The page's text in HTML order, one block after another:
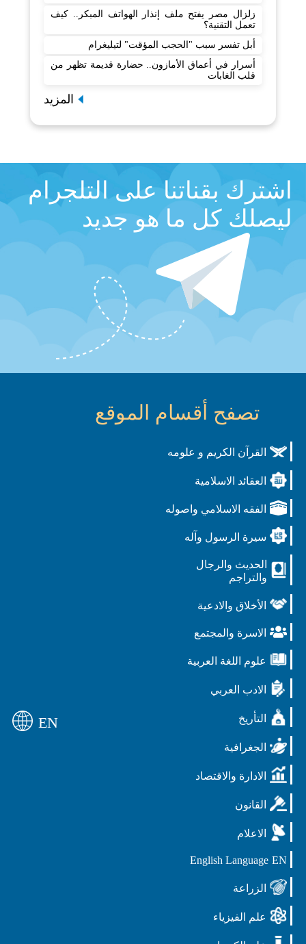
زلزال مصر يفتح ملف إنذار الهواتف المبكر.. كيف
تعمل التقنية؟
أبل تفسر سبب "الحجب المؤقت" لتيليغرام
أسرار في أعماق الأمازون.. حضارة قديمة تظهر من
قلب الغابات
المزيد
اشترك بقناتنا على التلجرام
ليصلك كل ما هو جديد
تصفح أقسام الموقع
القرآن الكريم و علومه
العقائد الاسلامية
الفقه الاسلامي واصوله
سيرة الرسول وآله
الحديث والرجال
والتراجم
الأخلاق والادعية
الاسرة والمجتمع
علوم اللغة العربية
الادب العربي
التأريخ
الجغرافية
الادارة والاقتصاد
القانون
الاعلام
EN
English Language
الزراعة
علم الفيزياء
EN